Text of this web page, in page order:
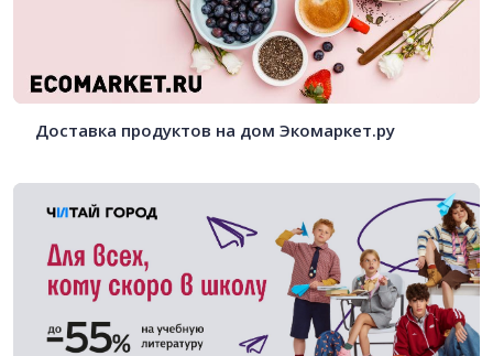
Доставка продуктов на дом Экомаркет.ру